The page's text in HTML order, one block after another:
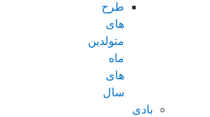
طرح
های
متولدین
ماه
های
سال
بادی